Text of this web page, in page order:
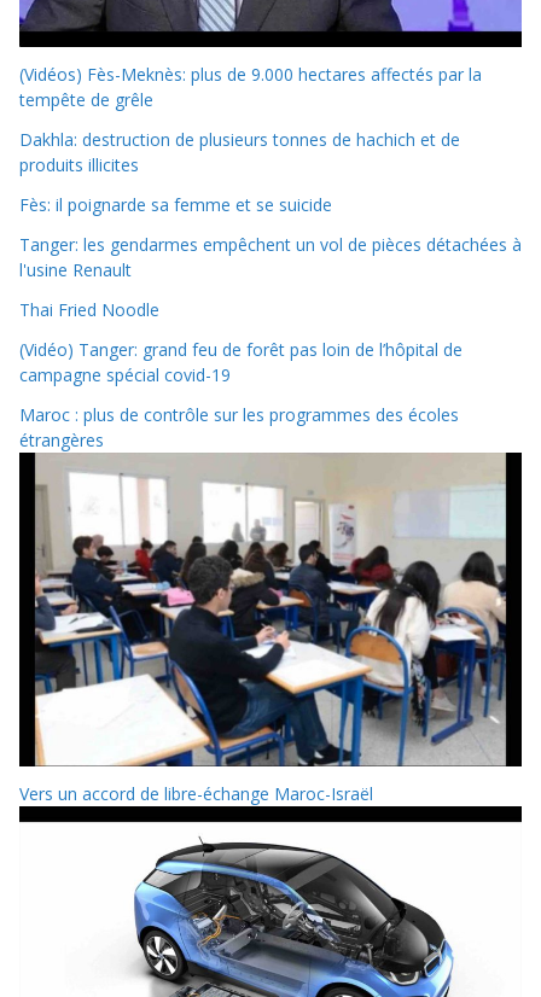
(Vidéos) Fès-Meknès: plus de 9.000 hectares affectés par la
tempête de grêle
Dakhla: destruction de plusieurs tonnes de hachich et de
produits illicites
Fès: il poignarde sa femme et se suicide
Tanger: les gendarmes empêchent un vol de pièces détachées à
l'usine Renault
Thai Fried Noodle
(Vidéo) Tanger: grand feu de forêt pas loin de l’hôpital de
campagne spécial covid-19
Maroc : plus de contrôle sur les programmes des écoles
étrangères
Vers un accord de libre-échange Maroc-Israël